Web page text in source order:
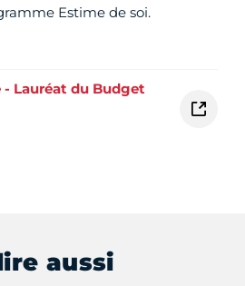
Estime de soi.
- Lauréat du Budget
aussi